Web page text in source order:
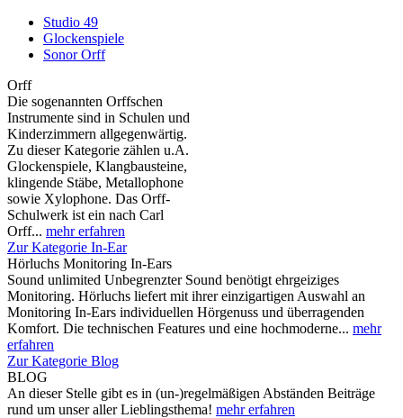
Studio 49
Glockenspiele
Sonor Orff
Orff
Die sogenannten Orffschen
Instrumente sind in Schulen und
Kinderzimmern allgegenwärtig.
Zu dieser Kategorie zählen u.A.
Glockenspiele, Klangbausteine,
klingende Stäbe, Metallophone
sowie Xylophone. Das Orff-
Schulwerk ist ein nach Carl
Orff... mehr erfahren
Zur Kategorie In-Ear
Hörluchs Monitoring In-Ears
Sound unlimited Unbegrenzter Sound benötigt ehrgeiziges
Monitoring. Hörluchs liefert mit ihrer einzigartigen Auswahl an
Monitoring In-Ears individuellen Hörgenuss und überragenden
Komfort. Die technischen Features und eine hochmoderne... mehr
erfahren
Zur Kategorie Blog
BLOG
An dieser Stelle gibt es in (un-)regelmäßigen Abständen Beiträge
rund um unser aller Lieblingsthema! mehr erfahren